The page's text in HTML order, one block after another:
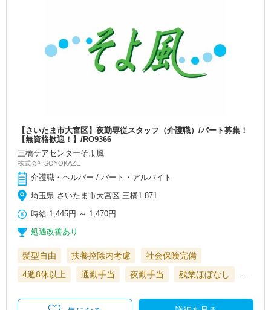
【さいたま市大宮区】夜勤専従スタッフ（介護職）/パート募集！
【無資格歓迎！】/RO9366
三橋ケアセンターそよ風
株式会社SOYOKAZE
介護職・ヘルパー / パート・アルバイト
埼玉県 さいたま市大宮区 三橋1-871
時給 1,445円 ～ 1,470円
処遇改善あり
髪型自由 扶養控除内考慮
社会保険完備
4週8休以上
通勤手当 夜勤手当 残業ほぼなし …